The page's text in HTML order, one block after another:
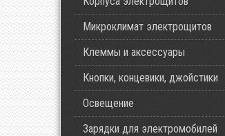
Микроклимат электрощитов
Клеммы и аксессуары
Кнопки, концевики, джойстики
Освещение
Зарядки для электромобилей